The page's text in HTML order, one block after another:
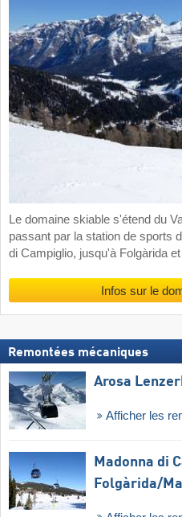
Le domaine skiable s'étend du
passant par la station de sports
di Campiglio, jusqu'à Folgàrida
Infos sur le
Remontées mécaniques
Arosa
Afficher les
Madonna di
Folgàrida/​